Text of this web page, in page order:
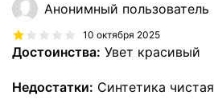
Анонимный пользователь
10 октября 2025
Достоинства: Увет красивый
Недостатки: Синтетика чистая